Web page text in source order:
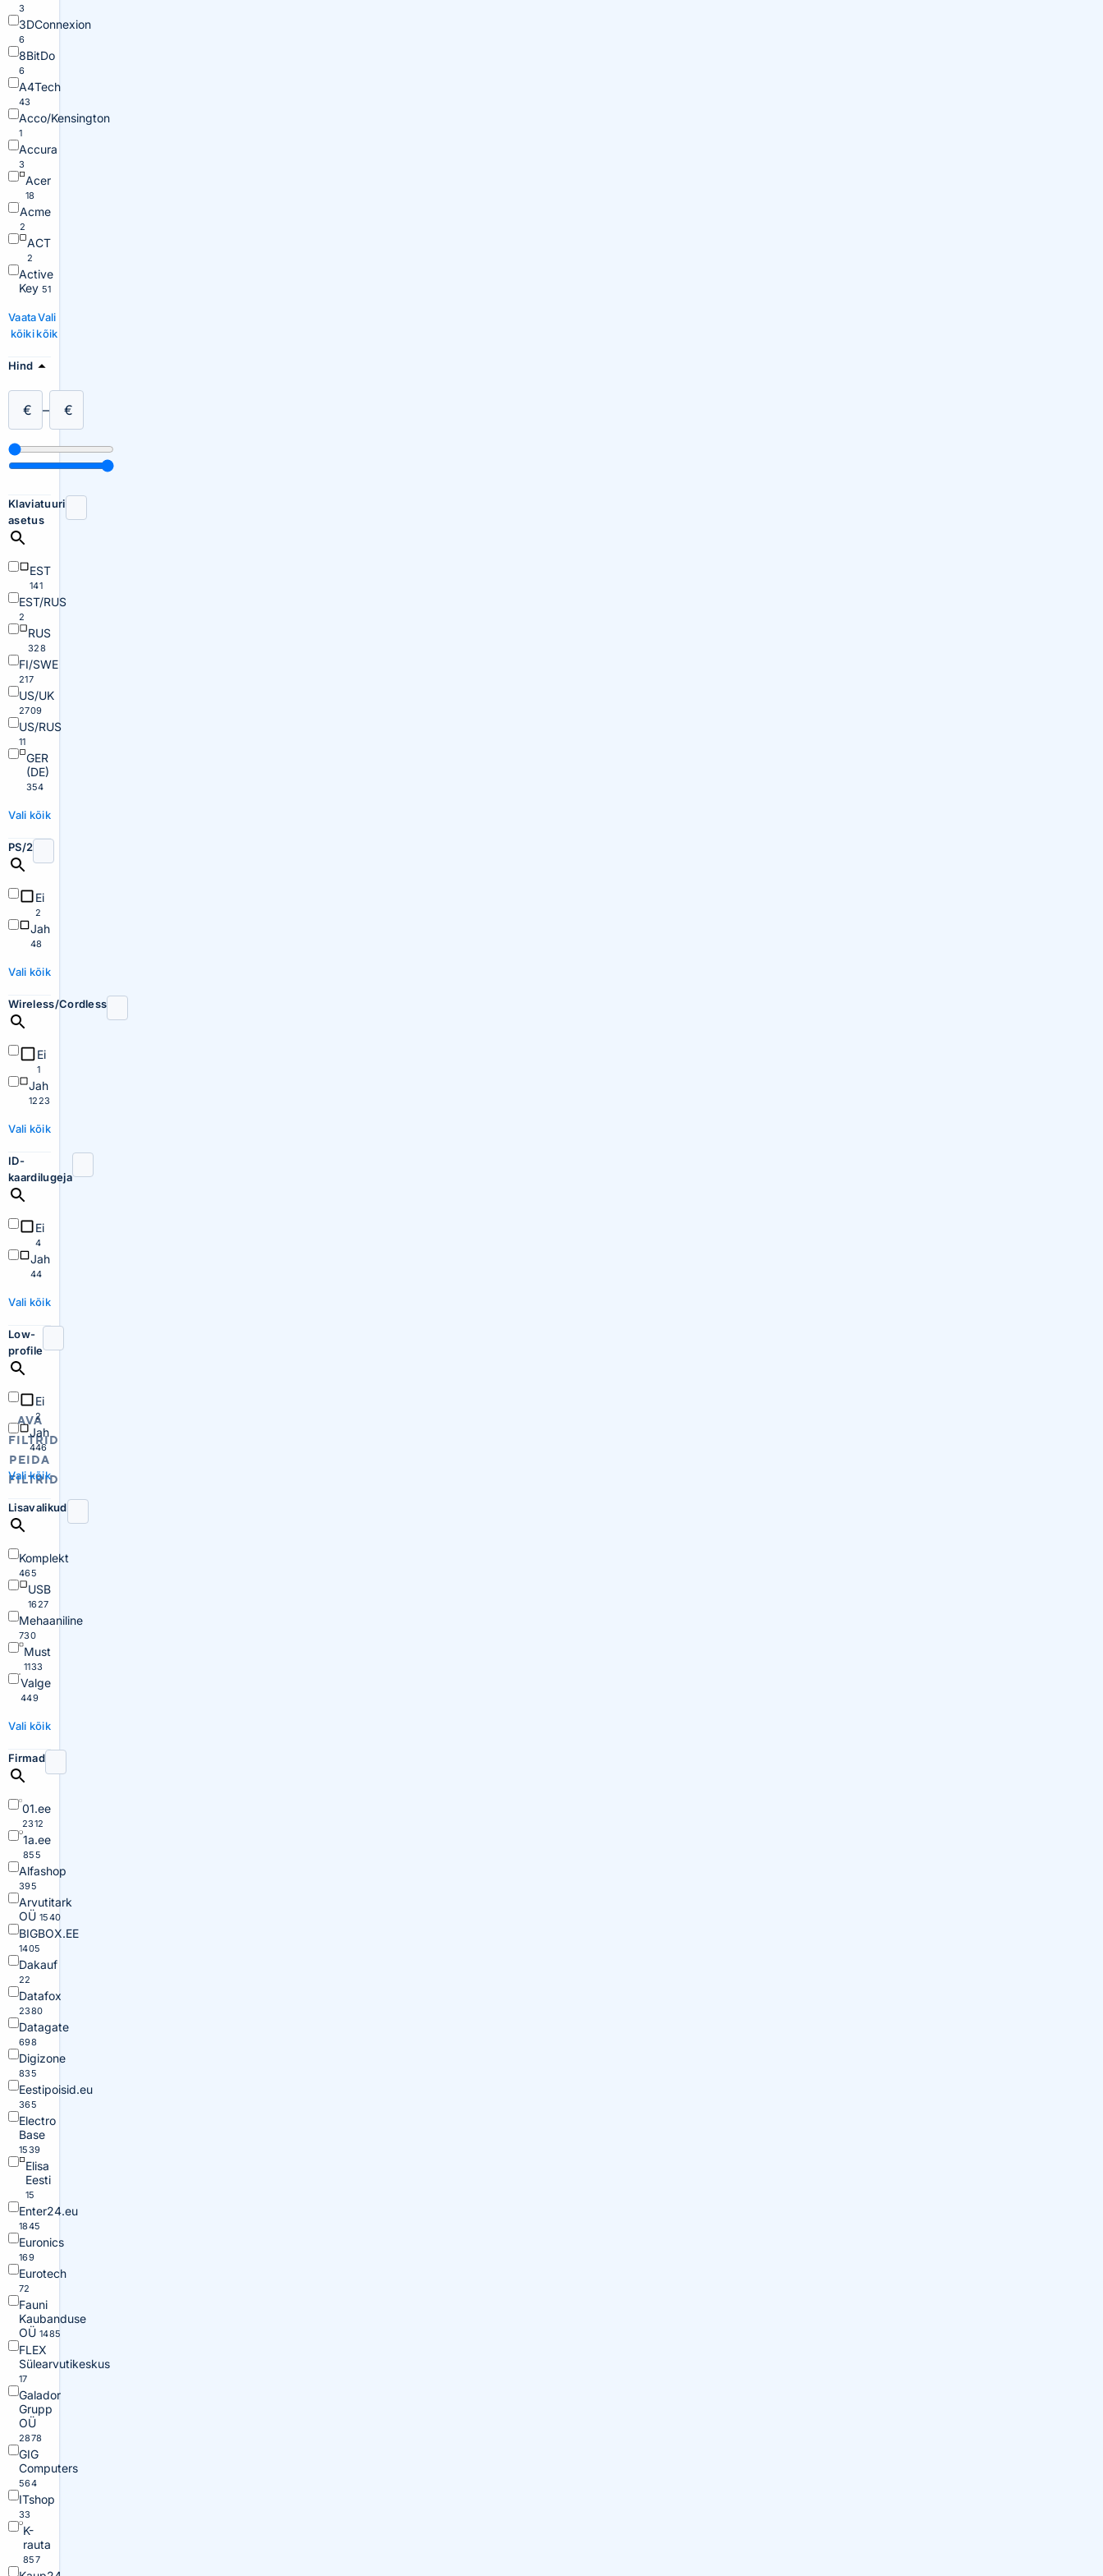
AVA
FILTRID
PEIDA
FILTRID
3
3DConnexion
6
8BitDo
6
A4Tech
43
Acco/Kensington
1
Accura
3
Acer
18
Acme
2
ACT
2
Active
Key 51
Vaata
kõiki
Vali
kõik
Hind
€ – €
Klaviatuuri
asetus
EST
141
EST/RUS
2
RUS
328
FI/SWE
217
US/UK
2709
US/RUS
11
GER
(DE)
354
Vali kõik
PS/2
Ei
2
Jah
48
Vali kõik
Wireless/Cordless
Ei
1
Jah
1223
Vali kõik
ID-
kaardilugeja
Ei
4
Jah
44
Vali kõik
Low-
profile
Ei
2
Jah
446
Vali kõik
Lisavalikud
Komplekt
465
USB
1627
Mehaaniline
730
Must
1133
Valge
449
Vali kõik
Firmad
01.ee
2312
1a.ee
855
Alfashop
395
Arvutitark
OÜ 1540
BIGBOX.EE
1405
Dakauf
22
Datafox
2380
Datagate
698
Digizone
835
Eestipoisid.eu
365
Electro
Base
1539
Elisa
Eesti
15
Enter24.eu
1845
Euronics
169
Eurotech
72
Fauni
Kaubanduse
OÜ 1485
FLEX
Sülearvutikeskus
17
Galador
Grupp
OÜ
2878
GIG
Computers
564
ITshop
33
K-
rauta
857